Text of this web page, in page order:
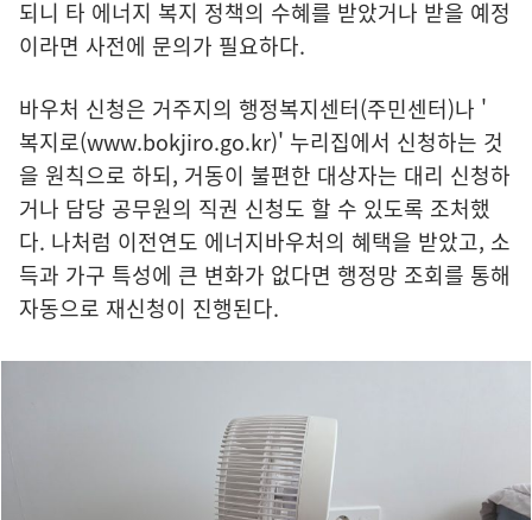
되니 타 에너지 복지 정책의 수혜를 받았거나 받을 예정
이라면 사전에 문의가 필요하다.
바우처 신청은 거주지의 행정복지센터(주민센터)나 '
복지로(www.bokjiro.go.kr)' 누리집에서 신청하는 것
을 원칙으로 하되, 거동이 불편한 대상자는 대리 신청하
거나 담당 공무원의 직권 신청도 할 수 있도록 조처했
다. 나처럼 이전연도 에너지바우처의 혜택을 받았고, 소
득과 가구 특성에 큰 변화가 없다면 행정망 조회를 통해
자동으로 재신청이 진행된다.